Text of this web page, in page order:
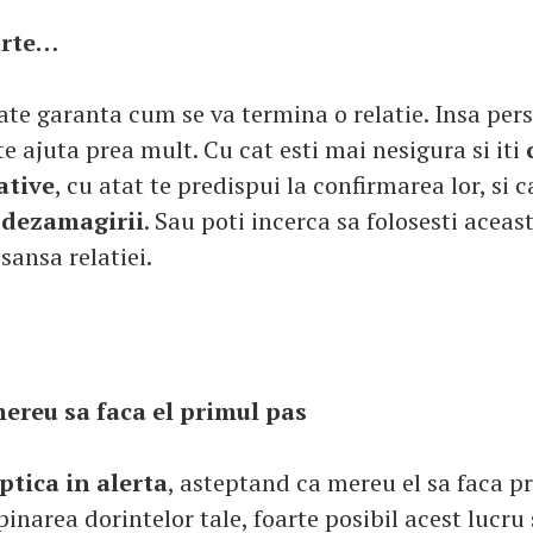
garanta cum se va termina o relatie. Insa
ajuta prea mult. Cu cat esti mai nesigura si iti
, cu atat te predispui la confirmarea lor, si
. Sau poti incerca sa folosesti
relatiei.
sa faca el primul pas
in alerta, asteptand ca mereu el sa faca
dorintelor tale, foarte posibil acest lucru